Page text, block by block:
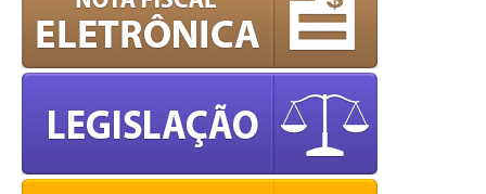
powered by